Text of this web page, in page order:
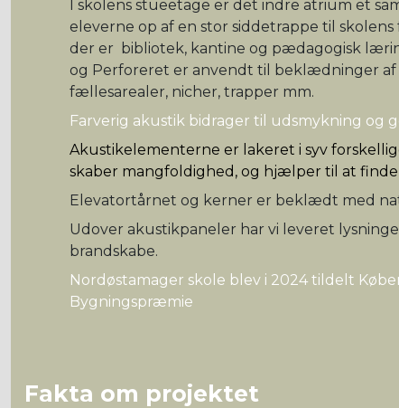
I skolens stueetage er det indre atrium et
eleverne op af en stor siddetrappe til
der er bibliotek, kantine og pædagogisk
og Perforeret er anvendt til beklædninger af
fællesarealer, nicher, trapper mm.
Farverig akustik bidrager til udsmykning og
Akustikelementerne er lakeret i syv
skaber mangfoldighed, og hjælper til at
Elevatortårnet og kerner er beklædt med
Udover akustikpaneler har vi leveret
brandskabe.
Nordøstamager skole blev i 2024 tildelt
Bygningspræmie
Fakta om projektet